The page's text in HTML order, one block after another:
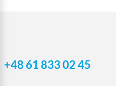
+48 61 833 02 45